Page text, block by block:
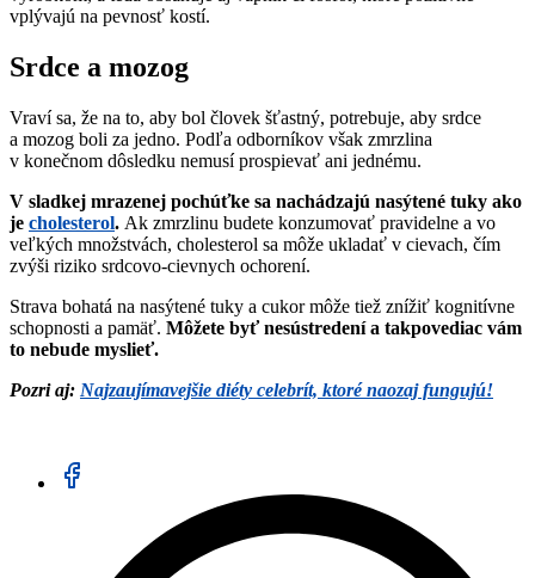
vplývajú na pevnosť kostí.
Srdce a mozog
Vraví sa, že na to, aby bol človek šťastný, potrebuje, aby srdce
a mozog boli za jedno. Podľa odborníkov však zmrzlina
v konečnom dôsledku nemusí prospievať ani jednému.
V sladkej mrazenej pochúťke sa nachádzajú nasýtené tuky ako
je cholesterol. Ak zmrzlinu budete konzumovať pravidelne a vo
veľkých množstvách, cholesterol sa môže ukladať v cievach, čím
zvýši riziko srdcovo-cievnych ochorení.
Strava bohatá na nasýtené tuky a cukor môže tiež znížiť kognitívne
schopnosti a pamäť. Môžete byť nesústredení a takpovediac vám
to nebude myslieť.
Pozri aj: Najzaujímavejšie diéty celebrít, ktoré naozaj fungujú!